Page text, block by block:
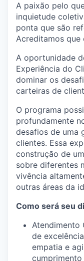
A paixão pelo
inquietude
ponta que são
Acreditamos que
A oportunidade
Experiência do
dominar os
carteiras de
O programa
profundamente
desafios de uma
clientes. Essa
construção de
sobre diferentes
vivência
outras áreas da
Como será seu
Atendimento
de
empatia e